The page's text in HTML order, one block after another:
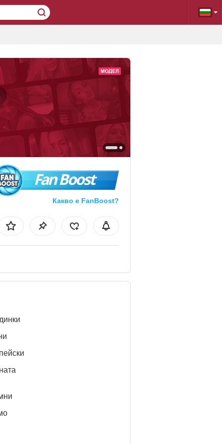
Fan Boost
Какво е FanBoost?